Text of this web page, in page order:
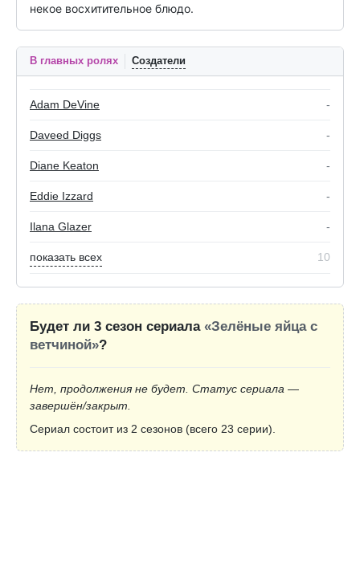
некое восхитительное блюдо.
В главных ролях Создатели
Adam DeVine -
Daveed Diggs -
Diane Keaton -
Eddie Izzard -
Ilana Glazer -
показать всех 10
Будет ли 3 сезон сериала «Зелёные яйца с
ветчиной»?
Нет, продолжения не будет. Статус сериала —
завершён/закрыт.
Сериал состоит из 2 сезонов (всего 23 серии).